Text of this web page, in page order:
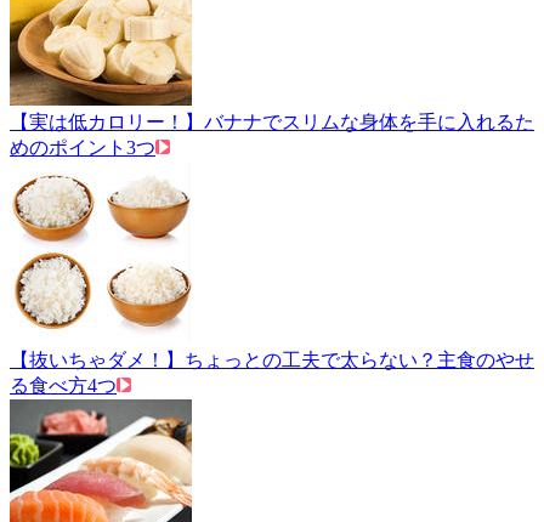
【実は低カロリー！】バナナでスリムな身体を手に入れるた
めのポイント3つ
【抜いちゃダメ！】ちょっとの工夫で太らない？主食のやせ
る食べ方4つ